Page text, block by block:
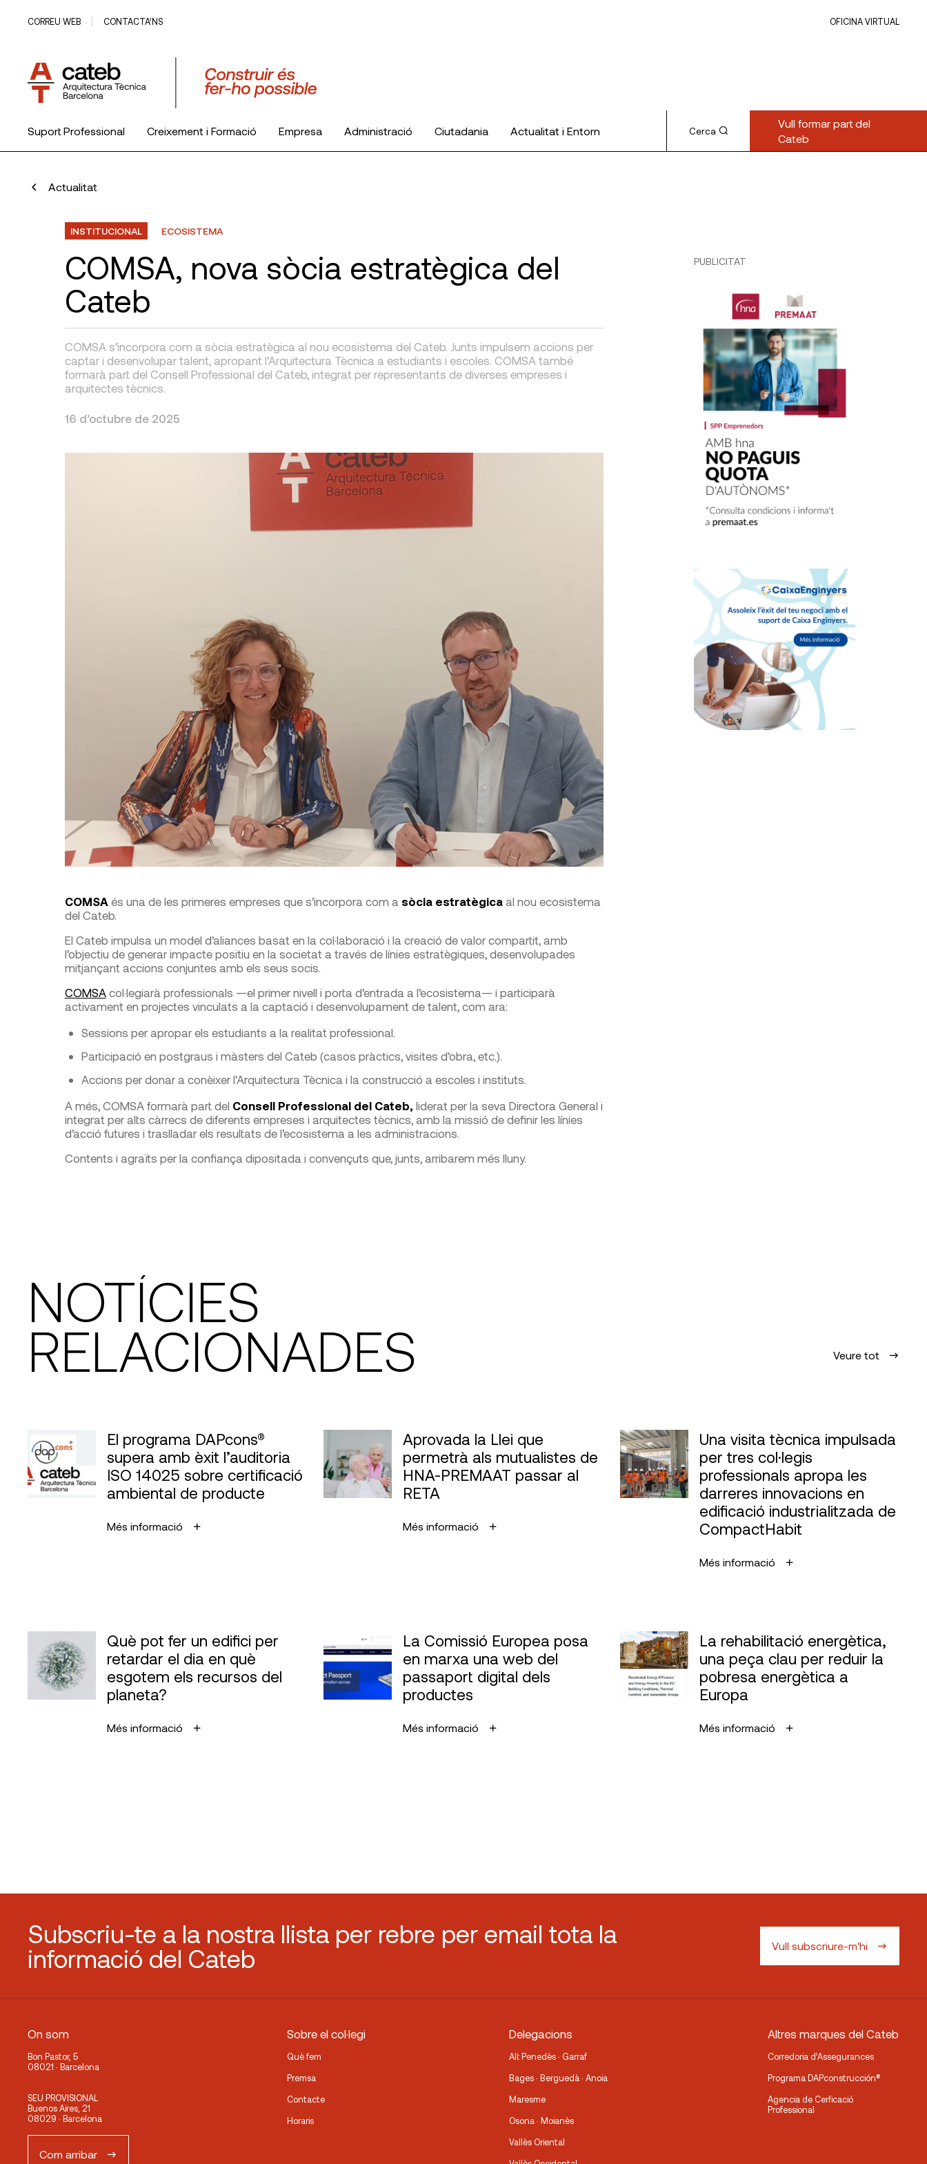
CORREU WEB CONTACTA’NS OFICINA VIRTUAL
Suport Professional Creixement i Formació Empresa Administració Ciutadania Actualitat i Entorn Cerca
Vull formar part del
Cateb
Actualitat
INSTITUCIONAL ECOSISTEMA
COMSA, nova sòcia estratègica del
Cateb
COMSA s’incorpora com a sòcia estratègica al nou ecosistema del Cateb. Junts impulsem accions per
captar i desenvolupar talent, apropant l’Arquitectura Tècnica a estudiants i escoles. COMSA també
formarà part del Consell Professional del Cateb, integrat per representants de diverses empreses i
arquitectes tècnics.
16 d’octubre de 2025
COMSAés una de les primeres empreses que s’incorpora com a sòcia estratègicaal nou ecosistema
del Cateb.
El Cateb impulsa un model d’aliances basat en la col·laboració i la creació de valor compartit, amb
l’objectiu de generar impacte positiu en la societat a través de línies estratègiques, desenvolupades
mitjançant accions conjuntes amb els seus socis.
COMSAcol·legiarà professionals —el primer nivell i porta d’entrada a l’ecosistema— i participarà
activament en projectes vinculats a la captació i desenvolupament de talent, com ara:
Sessions per apropar els estudiants a la realitat professional.
Participació en postgraus i màsters del Cateb (casos pràctics, visites d’obra, etc.).
Accions per donar a conèixer l’Arquitectura Tècnica i la construcció a escoles i instituts.
A més, COMSA formarà part del Consell Professional del Cateb, liderat per la seva Directora General i
integrat per alts càrrecs de diferents empreses i arquitectes tècnics, amb la missió de definir les línies
d’acció futures i traslladar els resultats de l’ecosistema a les administracions.
Contents i agraïts per la confiança dipositada i convençuts que, junts, arribarem més lluny.
PUBLICITAT
NOTÍCIES
RELACIONADES Veure tot
El programa DAPcons®
supera amb èxit l’auditoria
ISO 14025 sobre certificació
ambiental de producte
Més informació
Aprovada la Llei que
permetrà als mutualistes de
HNA-PREMAAT passar al
RETA
Més informació
Una visita tècnica impulsada
per tres col·legis
professionals apropa les
darreres innovacions en
edificació industrialitzada de
CompactHabit
Més informació
Què pot fer un edifici per
retardar el dia en què
esgotem els recursos del
planeta?
Més informació
La Comissió Europea posa
en marxa una web del
passaport digital dels
productes
Més informació
La rehabilitació energètica,
una peça clau per reduir la
pobresa energètica a
Europa
Més informació
Subscriu-te a la nostra llista per rebre per email tota la
informació del Cateb
Vull subscriure-m'hi
On som
Bon Pastor, 5
08021 · Barcelona
SEU PROVISIONAL
Buenos Aires, 21
08029 · Barcelona
Com arribar
Sobre el col·legi
Què fem
Premsa
Contacte
Horaris
Delegacions
Alt Penedès · Garraf
Bages · Berguedà · Anoia
Maresme
Osona · Moianès
Vallès Oriental
Altres marques del Cateb
Corredoria d’Assegurances
Programa DAPconstrucción®
Agencia de Cerficació
Professional